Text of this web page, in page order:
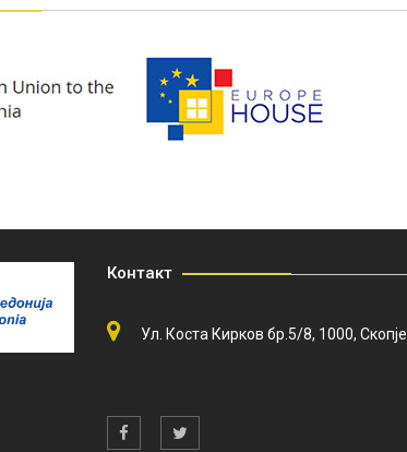
Контакт
Ул. Коста Кирков бр.5/8, 1000, Скопје